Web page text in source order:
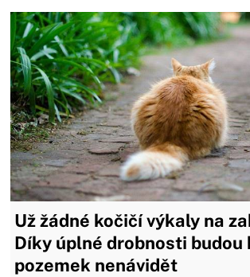
Už žádné kočičí výkaly na
Díky úplné drobnosti budou
pozemek nenávidět